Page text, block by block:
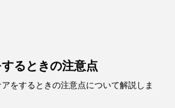
るときの注意点
をするときの注意点について解説しま